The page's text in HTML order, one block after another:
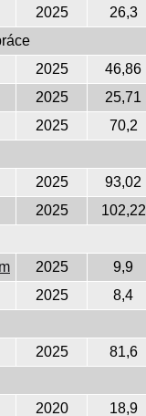
2025
26,3
2025
46,86
2025
25,71
2025
70,2
2025
93,02
2025
102,22
2025
9,9
2025
8,4
2025
81,6
2020
18,9